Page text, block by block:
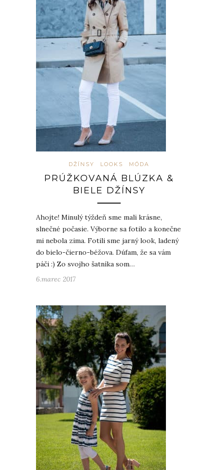
DŽÍNSY LOOKS MÓDA
PRÚŽKOVANÁ BLÚZKA &
BIELE DŽÍNSY
Ahojte! Minulý týždeň sme mali krásne,
slnečné počasie. Výborne sa fotilo a konečne
mi nebola zima. Fotili sme jarný look, ladený
do bielo-čierno-béžova. Dúfam, že sa vám
páči :) Zo svojho šatníka som…
6.marec 2017